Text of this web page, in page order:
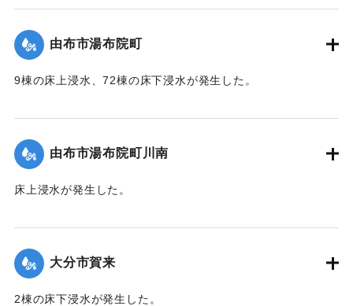
｜固有コード: 01215054
由布市湯布院町
9棟の床上浸水、72棟の床下浸水が発生した。
｜固有コード: 01215055
由布市湯布院町川南
床上浸水が発生した。
2020/7/6｜固有コード:01215056
大分市賀来
2棟の床下浸水が発生した。